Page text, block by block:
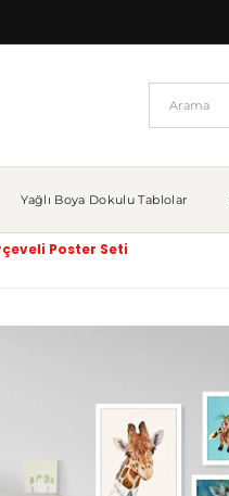
Yağlı Boya Dokulu Tablolar
Poster Seti